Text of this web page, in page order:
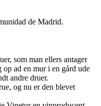
de Madrid.
som man ellers antager
ad en mur i en gård ude
andre druer.
og nu er den blevet